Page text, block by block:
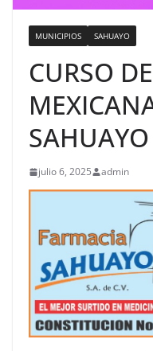
MUNICIPIOS SAHUAYO
CURSO
SAHUAYO
julio 6, 2025 admin